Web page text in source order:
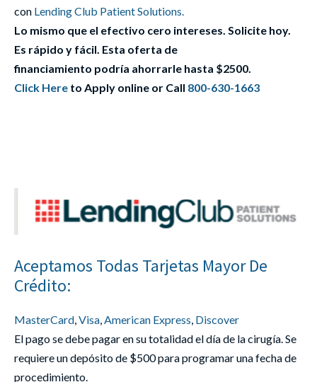
con Lending Club Patient Solutions.
Lo mismo que el efectivo cero intereses. Solicite hoy.
Es rápido y fácil. Esta oferta de
financiamiento podría ahorrarle hasta $2500.
Click Here to Apply online or Call 800-630-1663
Aceptamos Todas Tarjetas Mayor De
Crédito:
MasterCard,Visa,American Express, Discover
El pago se debe pagar en su totalidad el día de la cirugía. Se
requiere un depósito de $500 para programar una fecha de
procedimiento.